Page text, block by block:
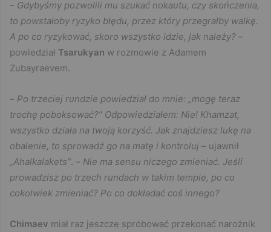
– Gdybyśmy pozwolili mu szukać nokautu, czy skończenia,
to powstałoby ryzyko błędu, przez który przegrałby walkę.
A po co ryzykować, skoro wszystko idzie, jak należy? –
powiedział Tsarukyan w rozmowie z Adamem
Zubayraevem.
– Po trzeciej rundzie powiedział do mnie: „mogę teraz
trochę poboksować?” Odpowiedziałem: Nie! Khamzat,
wszystko działa na twoją korzyść. Jak znajdziesz lukę na
obalenie, to sprowadź go na matę i kontroluj – ujawnił
„Ahalkalakets”. – Nie ma sensu niczego zmieniać. Jeśli
prowadzisz po trzech rundach w takim tempie, po co
cokolwiek zmieniać? Po co dokładać coś innego?
Chimaev miał raz jeszcze spróbować przekonać narożnik